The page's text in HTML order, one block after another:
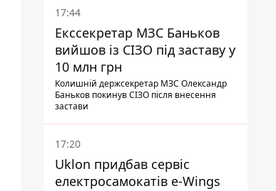
17:44
Екссекретар МЗС Баньков
вийшов із СІЗО під заставу у
10 млн грн
Колишній держсекретар МЗС Олександр
Баньков покинув СІЗО після внесення
застави
17:20
Uklon придбав сервіс
електросамокатів e-Wings